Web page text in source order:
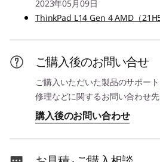
どこでもより多くのタスクをこ
ThinkPad L14 Gen 4 は高性
シリーズモバイルプロセッサ
ラフィックスを搭載。高速な
で、さまざまなタスクを快適
きます。また、長時間バッテ
電源を気にせずに使用するこ
セキュリティ・チップ(TPM)
あり
パワーオン パスワード、ハードデ
ーパーバイザー パスワード、シス
ワード、ケーブルロックスロット
メモリー*
microSDメディアカードリーダ
2-USB 3.2 Gen1
セキュリティキーホール
2023年05月09日
ThinkPad L14 Gen 4 AMD（
ご購入後のお問い合せ
ご購入いただいた製品のサポート
修理などに関するお問い合わせ先
購入後のお問い合わせ